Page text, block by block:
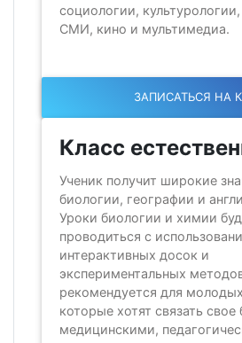
социологии,
СМИ, кино и мультимедиа.
ЗАПИСАТЬСЯ НА
Класс
Ученик получит широкие
биологии, географии и
Уроки биологии и химии
проводиться с
интерактивных досок и
экспериментальных
рекомендуется для
которые хотят связать свое
медицинскими,